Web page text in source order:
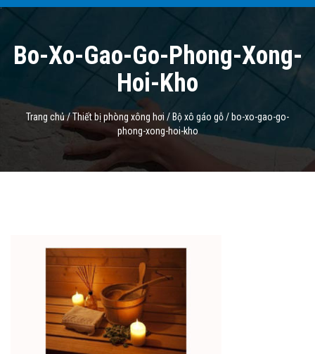
Bo-Xo-Gao-Go-Phong-Xong-
Hoi-Kho
Trang chủ/Thiết bị phòng xông hơi / Bộ xô gáo gỗ/ bo-xo-gao-go-
phong-xong-hoi-kho